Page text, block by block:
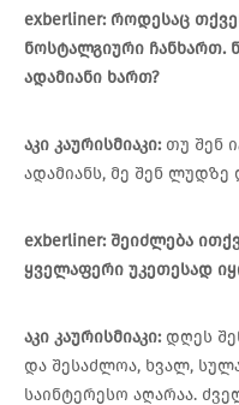
exberliner: როდესაც
ნოსტალგიური ჩანხართ.
ადამიანი ხართ?
აკი კაურისმიაკი: თუ შენ
ადამიანს, მე შენ ლუდზე
exberliner: შეიძლება
ყველაფერი უკეთესად
აკი კაურისმიაკი: დღეს
და შესაძლოა, ხვალ,
საინტერესო აღარაა.